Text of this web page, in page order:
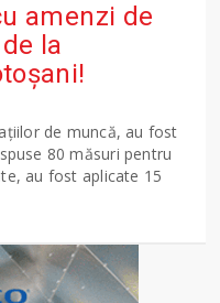
amenzi de
la
de muncă, au fost
80 măsuri pentru
au fost aplicate 15